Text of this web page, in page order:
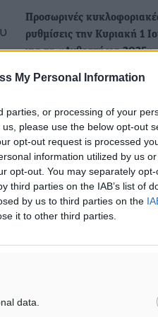
My Personal Information
parties, or processing of your
please use the below opt-out
opt-out request is processed
information utilized by us
opt-out. You may separately
third parties on the IAB’s list of
by us to third parties on the
it to other third parties.
data.
Προσωρινές
ρυθμίσεις την Κυριακή 1
για τα «Ανθεστήρια 2025»
Προσωρινές κυκλοφοριακές
Κυριακή 1 Ιουνίου στην
Κυκλοφοριακές ρυθμίσεις
εκδηλώσεις μνήμης με
την συμπλήρωση 79 ετών
έπαρση της ελληνικής…
Από την Περιφερειακή